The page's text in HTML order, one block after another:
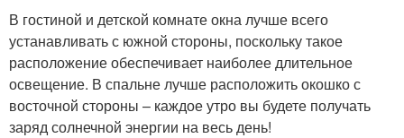
В гостиной и детской комнате окна лучше всего
устанавливать с южной стороны, поскольку такое
расположение обеспечивает наиболее длительное
освещение. В спальне лучше расположить окошко с
восточной стороны – каждое утро вы будете получать
заряд солнечной энергии на весь день!